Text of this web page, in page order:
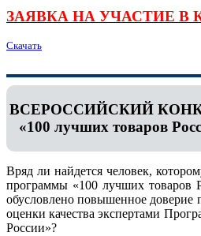
ЗАЯВКА НА УЧАСТИЕ В
Скачать
ВСЕРОССИЙСКИЙ
«100 лучших товаров
Вряд ли найдется человек,
программы «100 лучших товаров
обусловлено повышенное доверие
оценки качества экспертами
России»?